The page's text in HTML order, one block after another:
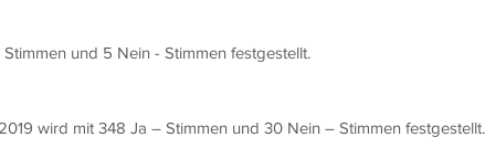
und 5 Nein - Stimmen festgestellt.
wird mit 348 Ja – Stimmen und 30 Nein – Stimmen festgestellt.